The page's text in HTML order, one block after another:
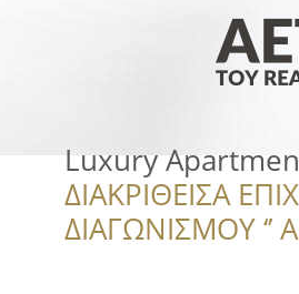
Luxury
ΔΙΑΚΡΙΘΕΙΣΑ
ΔΙΑΓΩΝΙΣΜΟΥ ‘’